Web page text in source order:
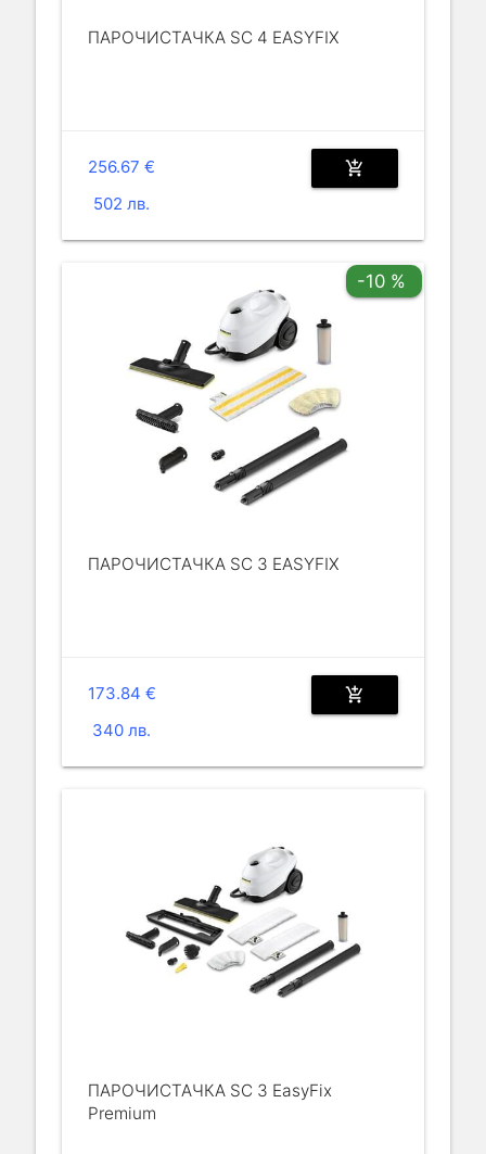
ПАРОЧИСТАЧКА SC 4 EASYFIX
256.67 €
502 лв.
add_shopping_cart
-10 %
ПАРОЧИСТАЧКА SC 3 EASYFIX
173.84 €
340 лв.
add_shopping_cart
ПАРОЧИСТАЧКА SC 3 EasyFix
Premium